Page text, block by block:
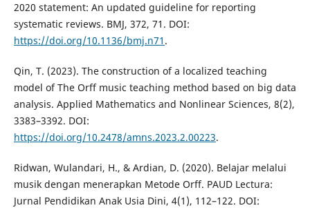
2020 statement: An updated guideline for reporting
systematic reviews. BMJ, 372, 71. DOI:
https://doi.org/10.1136/bmj.n71 .
Qin, T. (2023). The construction of a localized teaching
model of The Orff music teaching method based on big data
analysis. Applied Mathematics and Nonlinear Sciences, 8(2),
3383–3392. DOI:
https://doi.org/10.2478/amns.2023.2.00223.
Ridwan, Wulandari, H., & Ardian, D. (2020). Belajar melalui
musik dengan menerapkan Metode Orff. PAUD Lectura:
Jurnal Pendidikan Anak Usia Dini, 4(1), 112–122. DOI: